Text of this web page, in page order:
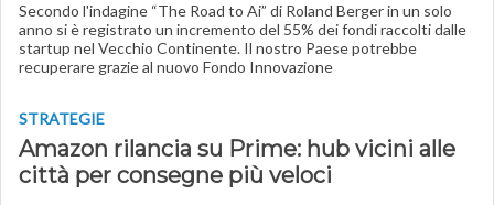
Secondo l'indagine “The Road to Ai” di Roland Berger in un solo
anno si è registrato un incremento del 55% dei fondi raccolti dalle
startup nel Vecchio Continente. Il nostro Paese potrebbe
recuperare grazie al nuovo Fondo Innovazione
STRATEGIE
Amazon rilancia su Prime: hub vicini alle
città per consegne più veloci